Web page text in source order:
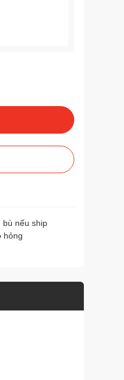
bù nếu ship
hỏng